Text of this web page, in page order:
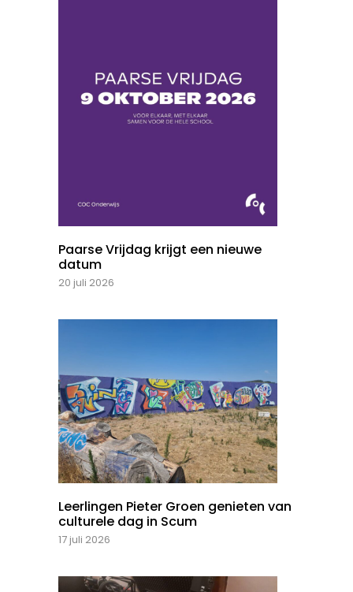
Paarse Vrijdag krijgt een nieuwe
datum
20 juli 2026
Leerlingen Pieter Groen genieten van
culturele dag in Scum
17 juli 2026